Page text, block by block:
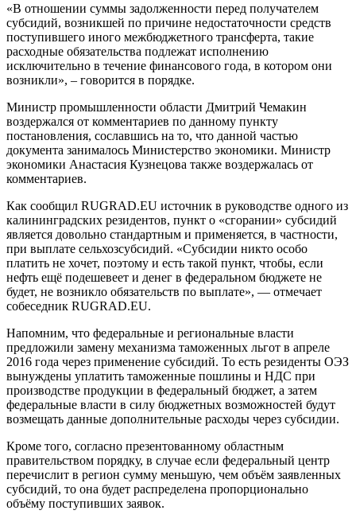
«В отношении суммы задолженности перед получателем
субсидий, возникшей по причине недостаточности средств
поступившего иного межбюджетного трансферта, такие
расходные обязательства подлежат исполнению
исключительно в течение финансового года, в котором они
возникли», – говорится в порядке.
Министр промышленности области Дмитрий Чемакин
воздержался от комментариев по данному пункту
постановления, сославшись на то, что данной частью
документа занималось Министерство экономики. Министр
экономики Анастасия Кузнецова также воздержалась от
комментариев.
Как сообщил RUGRAD.EU источник в руководстве одного из
калининградских резидентов, пункт о «сгорании» субсидий
является довольно стандартным и применяется, в частности,
при выплате сельхозсубсидий. «Субсидии никто особо
платить не хочет, поэтому и есть такой пункт, чтобы, если
нефть ещё подешевеет и денег в федеральном бюджете не
будет, не возникло обязательств по выплате», — отмечает
собеседник RUGRAD.EU.
Напомним, что федеральные и региональные власти
предложили замену механизма таможенных льгот в апреле
2016 года через применение субсидий. То есть резиденты ОЭЗ
вынуждены уплатить таможенные пошлины и НДС при
производстве продукции в федеральный бюджет, а затем
федеральные власти в силу бюджетных возможностей будут
возмещать данные дополнительные расходы через субсидии.
Кроме того, согласно презентованному областным
правительством порядку, в случае если федеральный центр
перечислит в регион сумму меньшую, чем объём заявленных
субсидий, то она будет распределена пропорционально
объёму поступивших заявок.